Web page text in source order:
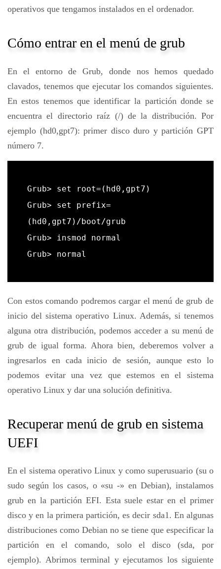
operativos que tengamos instalados en el ordenador.
Cómo entrar en el menú de grub
En el entorno de Grub, donde nos hemos quedado
clavados, tenemos que ejecutar los comandos siguientes.
En estos tenemos que identificar la partición donde se
encuentra el directorio raíz (/) de la distribución. Por
ejemplo (hd0,gpt7): primer disco duro y partición GPT
número 7.
Grub> set root=(hd0,gpt7)
Grub> set prefix=
(hd0,gpt7)/boot/grub
Grub> insmod normal
Grub> normal
Con estos comando podremos cargar el menú de grub de
inicio del sistema operativo Linux. Además, si tenemos
alguna otra distribución, podemos acceder a su menú de
grub de igual forma. Ahora bien, deberemos volver a
ingresarlos en cada inicio de sesión, aunque esto lo
podemos evitar una vez que estemos en el sistema
operativo Linux y dar una solución definitiva.
Recuperar menú de grub en sistema
UEFI
En el sistema operativo Linux y como superusuario (su o
sudo según los casos, o «su -» en Debian), instalamos
grub en la partición EFI. Esta suele estar en el primer
disco y en la primera partición, es decir sda1. En algunas
distribuciones como Debian no se tiene que especificar la
partición en el comando, solo el disco (sda, por
ejemplo). Abrimos terminal y ejecutamos los siguiente